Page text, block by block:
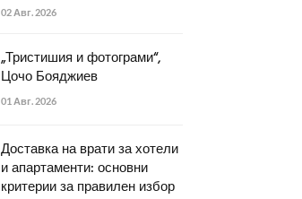
02 Авг. 2026
„Тристишия и фотограми“,
Цочо Бояджиев
01 Авг. 2026
Доставка на врати за хотели
и апартаменти: основни
критерии за правилен избор